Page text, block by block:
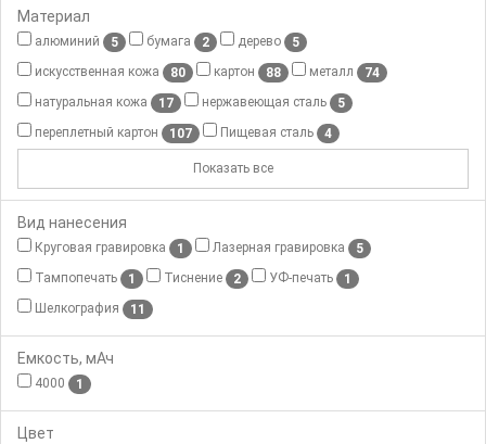
Материал
алюминий 5 бумага 2 дерево
5
искусственная кожа
80 картон 88 металл
74
натуральная кожа
17 нержавеющая сталь
5
переплетный картон
107 Пищевая сталь 4
Показать все
Вид нанесения
Круговая гравировка 1 Лазерная гравировка
5
Тампопечать
1 Тиснение 2 УФ-печать
1
Шелкография
11
Емкость, мАч
4000 1
Цвет